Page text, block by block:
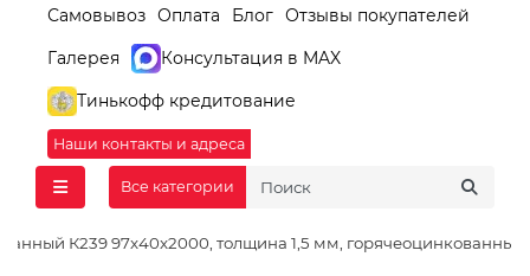
Самовывоз Оплата Блог Отзывы покупателей
Галерея
Консультация в MAX
Тинькофф кредитование
Наши контакты и адреса
Все категории
К239 97x40x2000, толщина 1,5 мм, горячеоцинкованный